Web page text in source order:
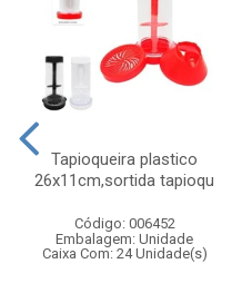
Tapioqueira plastico
26x11cm,sortida tapioqu
Código: 006452
Embalagem: Unidade
Caixa Com: 24 Unidade(s)